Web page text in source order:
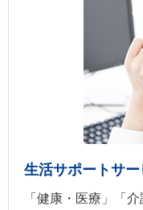
生活サポートサー
「健康・医療」「